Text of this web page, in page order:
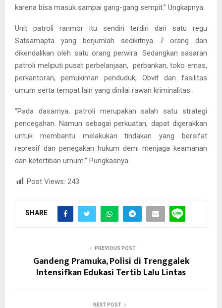
karena bisa masuk sampai gang-gang sempit.” Ungkapnya.
Unit patroli ranmor itu sendiri terdiri dari satu regu
Satsamapta yang berjumlah sedikitnya 7 orang dan
dikendalikan oleh satu orang perwira. Sedangkan sasaran
patroli meliputi pusat perbelanjaan, perbankan, toko emas,
perkantoran, pemukiman penduduk, Obvit dan fasilitas
umum serta tempat lain yang dinilai rawan kriminalitas.
“Pada dasarnya, patroli merupakan salah satu strategi
pencegahan. Namun sebagai perkuatan, dapat digerakkan
untuk membantu melakukan tindakan yang bersifat
represif dan penegakan hukum demi menjaga keamanan
dan ketertiban umum.“ Pungkasnya.
Post Views: 243
SHARE
PREVIOUS POST
Gandeng Pramuka, Polisi di Trenggalek
Intensifkan Edukasi Tertib Lalu Lintas
NEXT POST